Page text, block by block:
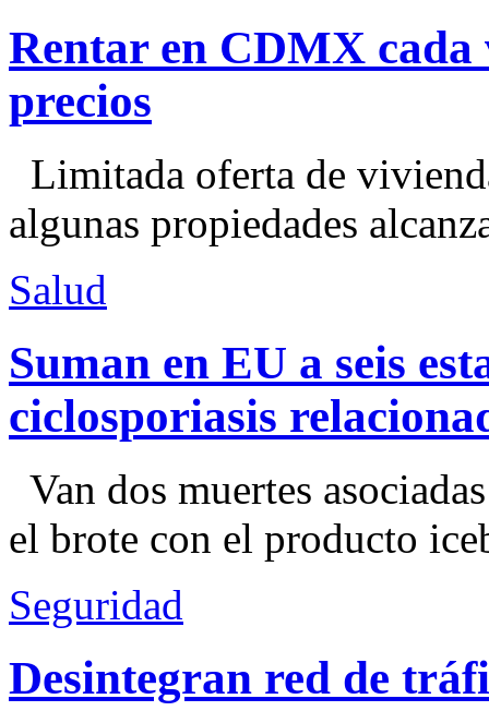
Rentar en CDMX cada
precios
Limitada oferta de
algunas propiedades
Salud
Suman en EU a seis
ciclosporiasis
Van dos muertes
el brote con el producto
Seguridad
Desintegran red de